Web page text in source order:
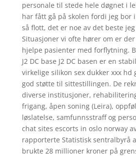
personale til stede hele døgnet i
har fått gå på skolen fordi jeg bor
så flott, det er noe av det beste
Situasjoner vi ofte hører om er
hjelpe pasienter med forflytning.
J2 DC base J2 DC basen er en
virkelige silikon sex dukker xxx
god støtte til sittestillingen. De
diverse institusjoner,
frigang, åpen soning (Leira),
løslatelse, samfunnsstraff og
chat sites escorts in oslo norway
rapporterte Statistisk sentralbyrå
brukte 28 millioner kroner på